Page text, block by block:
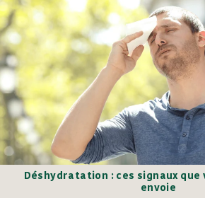
Déshydratation : ces signaux
envoie